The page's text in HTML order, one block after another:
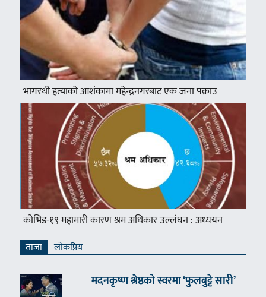
भागरथी हत्याको आशंकामा महेन्द्रनगरबाट एक जना पक्राउ
कोभिड-१९ महामारी कारण श्रम अधिकार उल्लंघन : अध्ययन
ताजा लाेकप्रिय
मदनकृष्ण श्रेष्ठको स्वरमा ‘फुलबुट्टे सारी’